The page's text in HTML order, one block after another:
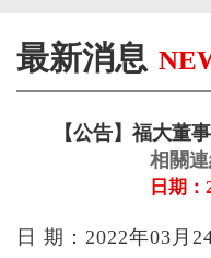
最新消息
【公告】福大董
相關
日期：
日 期：2022年03月